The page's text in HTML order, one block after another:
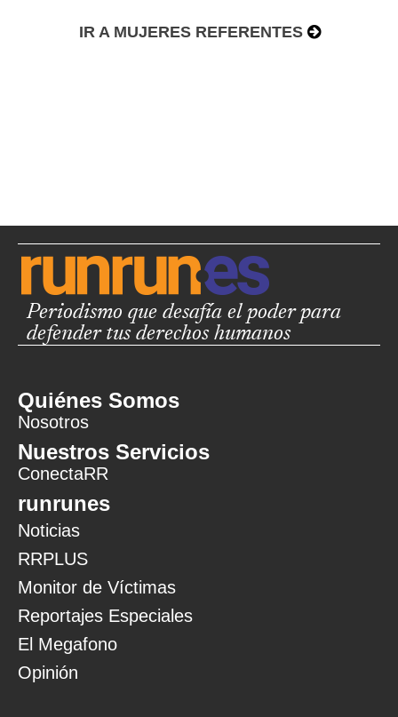
IR A MUJERES REFERENTES
Periodismo que desafía el poder para
defender tus derechos humanos
Quiénes Somos
Nosotros
Nuestros Servicios
ConectaRR
runrunes
Noticias
RRPLUS
Monitor de Víctimas
Reportajes Especiales
El Megafono
Opinión